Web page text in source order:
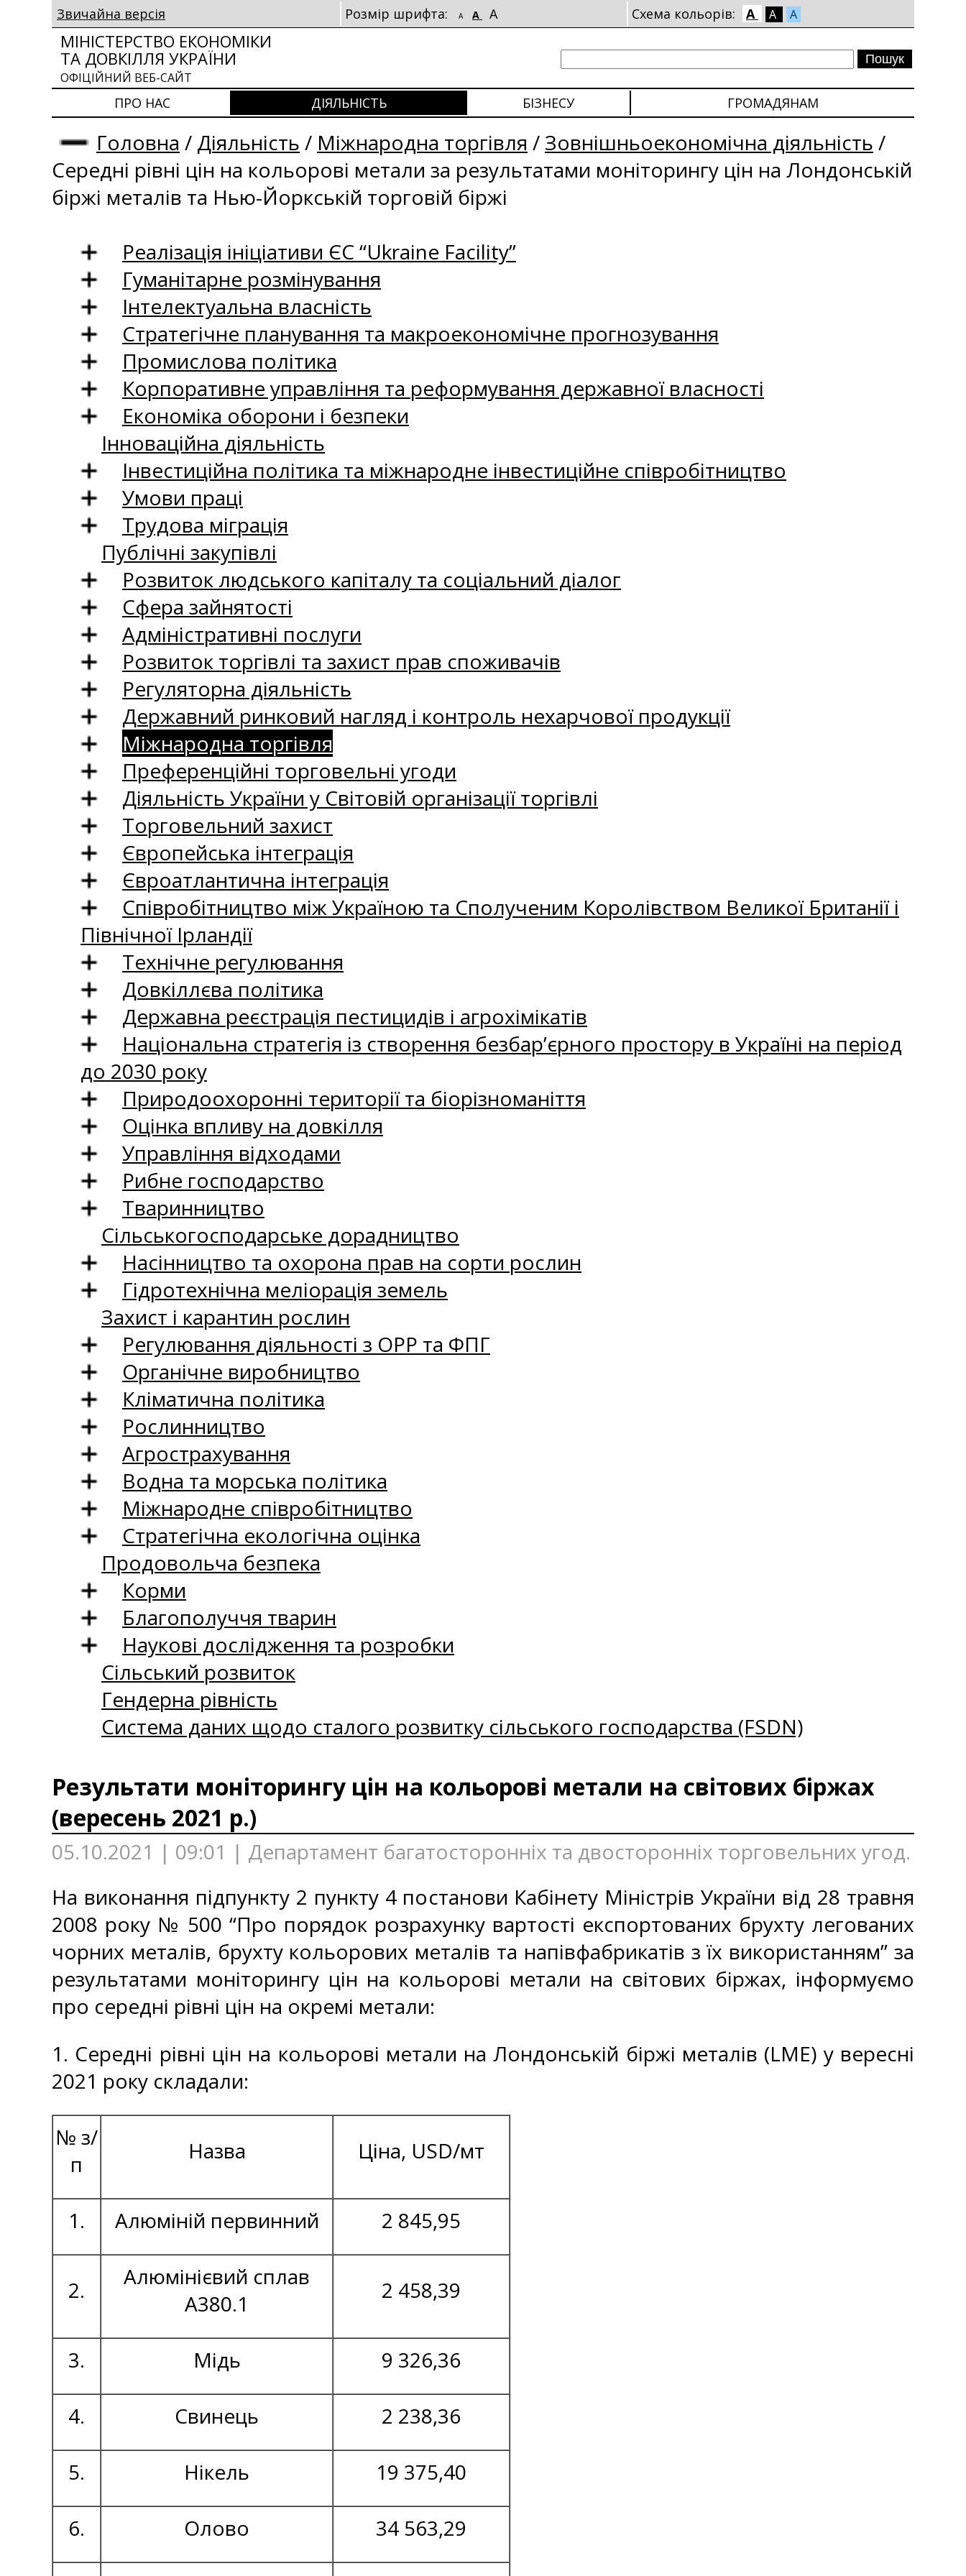
Звичайна версія Розмір шрифта: A A A Схема кольорів: A A A
МІНІСТЕРСТВО ЕКОНОМІКИ
ТА ДОВКІЛЛЯ УКРАЇНИ
ОФІЦІЙНИЙ ВЕБ-САЙТ
ПРО НАС ДІЯЛЬНІСТЬ БІЗНЕСУ ГРОМАДЯНАМ
Головна / Діяльність / Міжнародна торгівля / Зовнішньоекономічна діяльність /
Середні рівні цін на кольорові метали за результатами моніторингу цін на Лондонській
біржі металів та Нью-Йоркській торговій біржі
Реалізація ініціативи ЄС “Ukraine Facility”
Гуманітарне розмінування
Інтелектуальна власність
Стратегічне планування та макроекономічне прогнозування
Промислова політика
Корпоративне управління та реформування державної власності
Економіка оборони і безпеки
Інноваційна діяльність
Інвестиційна політика та міжнародне інвестиційне співробітництво
Умови праці
Трудова міграція
Публічні закупівлі
Розвиток людського капіталу та соціальний діалог
Сфера зайнятості
Адміністративні послуги
Розвиток торгівлі та захист прав споживачів
Регуляторна діяльність
Державний ринковий нагляд і контроль нехарчової продукції
Міжнародна торгівля
Преференційні торговельні угоди
Діяльність України у Світовій організації торгівлі
Торговельний захист
Європейська інтеграція
Євроатлантична інтеграція
Співробітництво між Україною та Сполученим Королівством Великої Британії і
Північної Ірландії
Технічне регулювання
Довкіллєва політика
Державна реєстрація пестицидів і агрохімікатів
Національна стратегія із створення безбар’єрного простору в Україні на період
до 2030 року
Природоохоронні території та біорізноманіття
Оцінка впливу на довкілля
Управління відходами
Рибне господарство
Тваринництво
Сільськогосподарське дорадництво
Насінництво та охорона прав на сорти рослин
Гідротехнічна меліорація земель
Захист і карантин рослин
Регулювання діяльності з ОРР та ФПГ
Органічне виробництво
Кліматична політика
Рослинництво
Агрострахування
Водна та морська політика
Міжнародне співробітництво
Стратегічна екологічна оцінка
Продовольча безпека
Корми
Благополуччя тварин
Наукові дослідження та розробки
Сільський розвиток
Гендерна рівність
Система даних щодо сталого розвитку сільського господарства (FSDN)
Результати моніторингу цін на кольорові метали на світових біржах
(вересень 2021 р.)
05.10.2021 | 09:01 | Департамент багатосторонніх та двосторонніх торговельних угод.
На виконання підпункту 2 пункту 4 постанови Кабінету Міністрів України від 28 травня
2008 року № 500 “Про порядок розрахунку вартості експортованих брухту легованих
чорних металів, брухту кольорових металів та напівфабрикатів з їх використанням” за
результатами моніторингу цін на кольорові метали на світових біржах, інформуємо
про середні рівні цін на окремі метали:
1. Середні рівні цін на кольорові метали на Лондонській біржі металів (LME) у вересні
2021 року складали:
№ з/
п
Назва Ціна, USD/мт
1. Алюміній первинний 2 845,95
2.
Алюмінієвий сплав
А380.1
2 458,39
3. Мідь 9 326,36
4. Свинець 2 238,36
5. Нікель 19 375,40
6. Олово 34 563,29